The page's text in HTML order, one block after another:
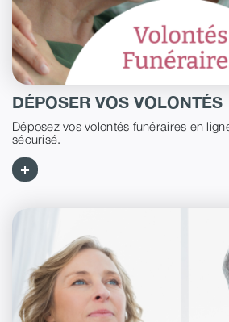
DÉPOSER VOS VOLONTÉS
Déposez vos volontés funéraires en
sécurisé.
+